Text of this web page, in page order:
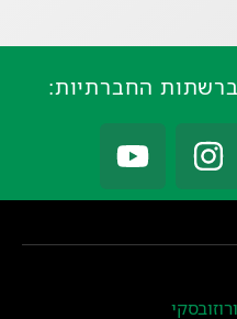
ברשתות החברתיות: